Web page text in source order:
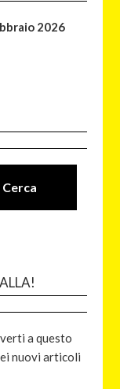
2026
a questo
nuovi articoli